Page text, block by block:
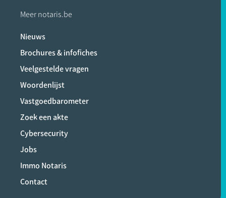
Meer notaris.be
Nieuws
Brochures & infofiches
Veelgestelde vragen
Woordenlijst
Vastgoedbarometer
Zoek een akte
Cybersecurity
Jobs
Immo Notaris
Contact